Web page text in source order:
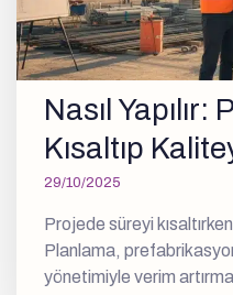
Nasıl
Kısaltıp
29/10/2025
Projede süreyi
Planlama,
yönetimiyle verim